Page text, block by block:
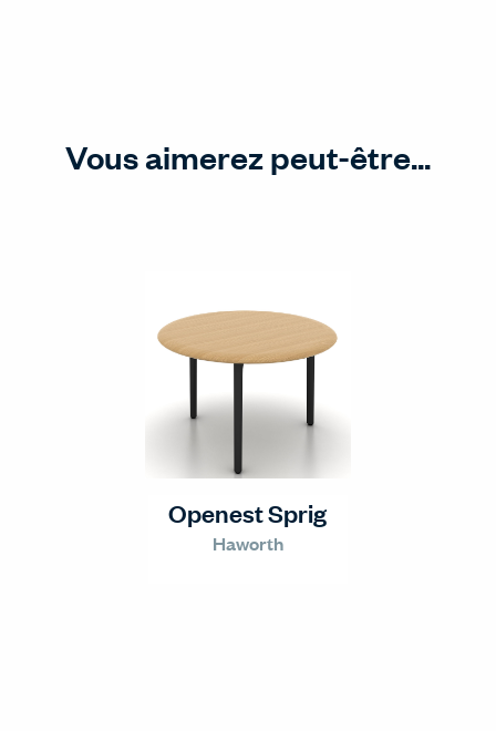
Vous aimerez peut-être...
Openest Sprig
Haworth